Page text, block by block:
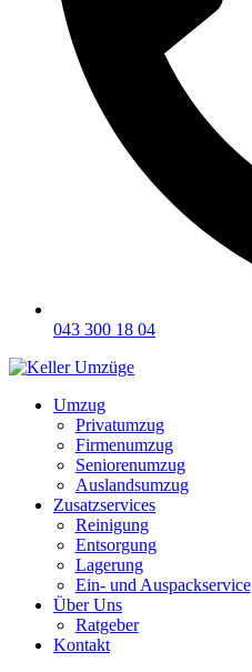
043 300 18 04
Umzug
Privatumzug
Firmenumzug
Seniorenumzug
Auslandsumzug
Zusatzservices
Reinigung
Entsorgung
Lagerung
Ein- und Auspackservice
Über Uns
Ratgeber
Kontakt